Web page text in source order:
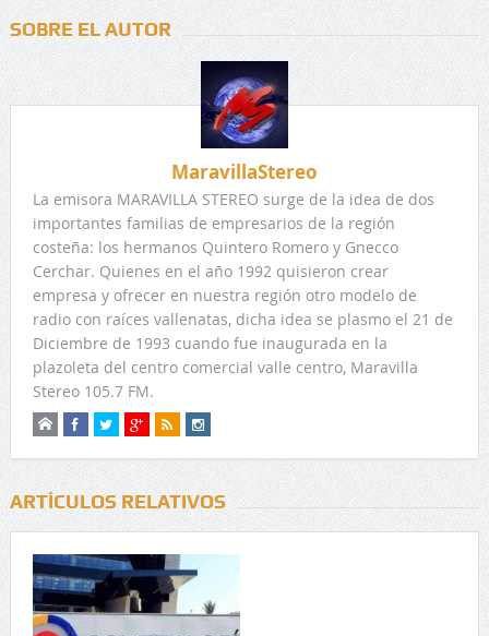
SOBRE EL AUTOR
MaravillaStereo
La emisora MARAVILLA STEREO surge de la idea de dos
importantes familias de empresarios de la región
costeña: los hermanos Quintero Romero y Gnecco
Cerchar. Quienes en el año 1992 quisieron crear
empresa y ofrecer en nuestra región otro modelo de
radio con raíces vallenatas, dicha idea se plasmo el 21 de
Diciembre de 1993 cuando fue inaugurada en la
plazoleta del centro comercial valle centro, Maravilla
Stereo 105.7 FM.
ARTÍCULOS RELATIVOS